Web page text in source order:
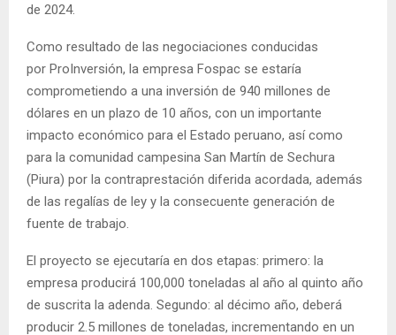
de 2024.
Como resultado de las negociaciones conducidas
por ProInversión, la empresa Fospac se estaría
comprometiendo a una inversión de 940 millones de
dólares en un plazo de 10 años, con un importante
impacto económico para el Estado peruano, así como
para la comunidad campesina San Martín de Sechura
(Piura) por la contraprestación diferida acordada, además
de las regalías de ley y la consecuente generación de
fuente de trabajo.
El proyecto se ejecutaría en dos etapas: primero: la
empresa producirá 100,000 toneladas al año al quinto año
de suscrita la adenda. Segundo: al décimo año, deberá
producir 2.5 millones de toneladas, incrementando en un